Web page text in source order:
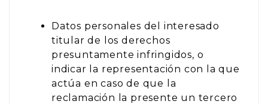
Datos personales del interesado
titular de los derechos
presuntamente infringidos, o
indicar la representación con la que
actúa en caso de que la
reclamación la presente un tercero